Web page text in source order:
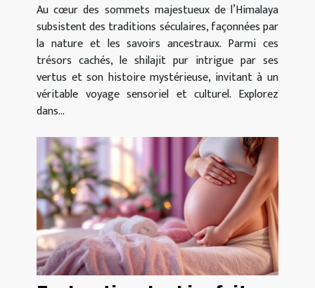
Au cœur des sommets majestueux de l’Himalaya
subsistent des traditions séculaires, façonnées par
la nature et les savoirs ancestraux. Parmi ces
trésors cachés, le shilajit pur intrigue par ses
vertus et son histoire mystérieuse, invitant à un
véritable voyage sensoriel et culturel. Explorez
dans...